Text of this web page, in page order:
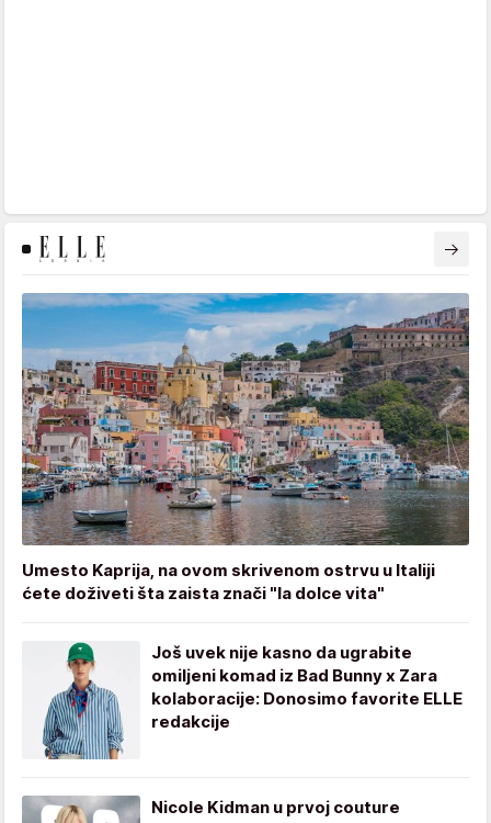
Umesto Kaprija, na ovom skrivenom ostrvu u Italiji
ćete doživeti šta zaista znači "la dolce vita"
Još uvek nije kasno da ugrabite
omiljeni komad iz Bad Bunny x Zara
kolaboracije: Donosimo favorite ELLE
redakcije
Nicole Kidman u prvoj couture